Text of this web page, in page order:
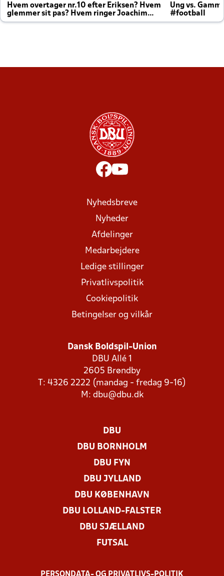
Hvem overtager nr.10 efter Eriksen? Hvem
glemmer sit pas? Hvem ringer Joachim
altid til efter kampe?
Ung vs.
#football
Nyhedsbreve
Nyheder
Afdelinger
Medarbejdere
Ledige stillinger
Privatlivspolitik
Cookiepolitik
Betingelser og vilkår
Dansk Boldspil-Union
DBU Allé 1
2605 Brøndby
T: 4326 2222 (mandag - fredag 9-16)
M: dbu@dbu.dk
DBU
DBU BORNHOLM
DBU FYN
DBU JYLLAND
DBU KØBENHAVN
DBU LOLLAND-FALSTER
DBU SJÆLLAND
FUTSAL